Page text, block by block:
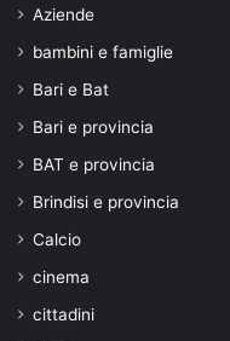
Aziende
bambini e famiglie
Bari e Bat
Bari e provincia
BAT e provincia
Brindisi e provincia
Calcio
cinema
cittadini